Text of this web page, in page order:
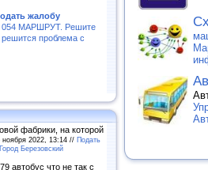
жалобу
054 МАРШРУТ. Решите
решится проблема с
фабрики, на которой
2022, 13:14 // Подать
Березовский
автобус что не так с